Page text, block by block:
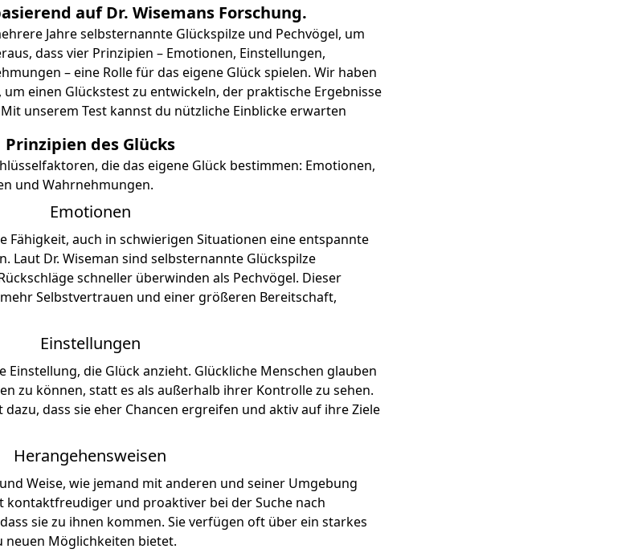
auf Dr. Wisemans Forschung.
Jahre selbsternannte Glückspilze und Pechvögel, um
dass vier Prinzipien – Emotionen, Einstellungen,
– eine Rolle für das eigene Glück spielen. Wir haben
einen Glückstest zu entwickeln, der praktische Ergebnisse
unserem Test kannst du nützliche Einblicke erwarten
Prinzipien des Glücks
die das eigene Glück bestimmen: Emotionen,
und Wahrnehmungen.
Emotionen
Fähigkeit, auch in schwierigen Situationen eine entspannte
Laut Dr. Wiseman sind selbsternannte Glückspilze
schneller überwinden als Pechvögel. Dieser
Selbstvertrauen und einer größeren Bereitschaft,
Einstellungen
Einstellung, die Glück anzieht. Glückliche Menschen glauben
zu können, statt es als außerhalb ihrer Kontrolle zu sehen.
dass sie eher Chancen ergreifen und aktiv auf ihre Ziele
Herangehensweisen
Weise, wie jemand mit anderen und seiner Umgebung
kontaktfreudiger und proaktiver bei der Suche nach
sie zu ihnen kommen. Sie verfügen oft über ein starkes
neuen Möglichkeiten bietet.